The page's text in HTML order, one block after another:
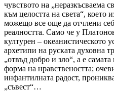
чувството на „неразкъсваема
към целостта на света“, което
можещо все още да отчлени
реалността. Само че у
културен – океанистическото
архетипи на руската духовна
„отвъд добро и зло“, а е
форма на нравствеността;
инфантилната радост,
„съвест“…